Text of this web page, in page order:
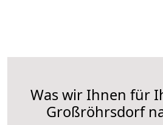
Was wir Ihnen für
Großröhrsdorf